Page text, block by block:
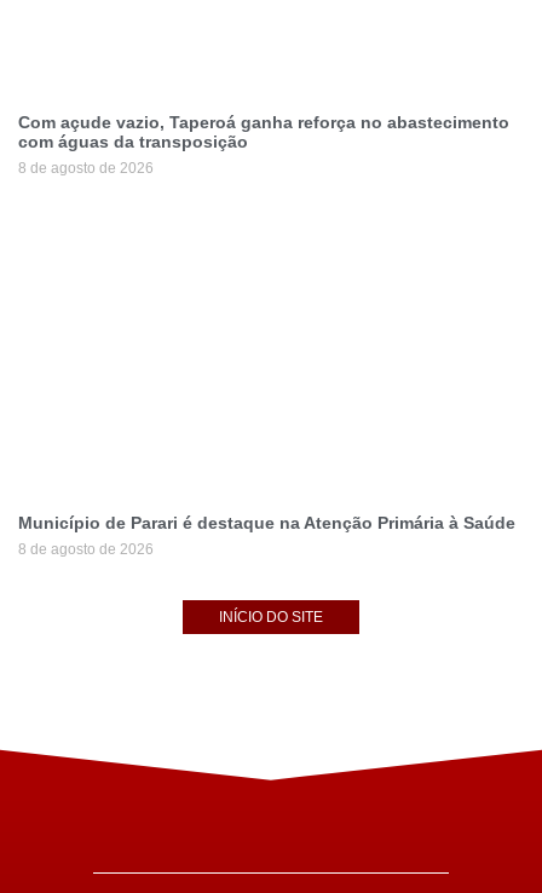
Com açude vazio, Taperoá ganha reforça no abastecimento
com águas da transposição
8 de agosto de 2026
Município de Parari é destaque na Atenção Primária à Saúde
8 de agosto de 2026
INÍCIO DO SITE